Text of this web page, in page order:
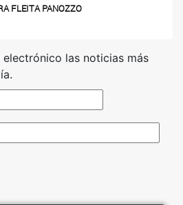
FLEITA PANOZZO
las noticias más